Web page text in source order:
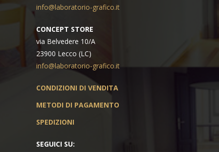
info@laboratorio-grafico.it
CONCEPT STORE
via Belvedere 10/A
23900 Lecco (LC)
info@laboratorio-grafico.it
CONDIZIONI DI VENDITA
METODI DI PAGAMENTO
SPEDIZIONI
SEGUICI SU: